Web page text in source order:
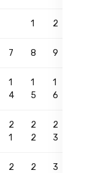
1 2
7 8 9
1
4
1
5
1
6
2
1
2
2
2
3
2
2
3